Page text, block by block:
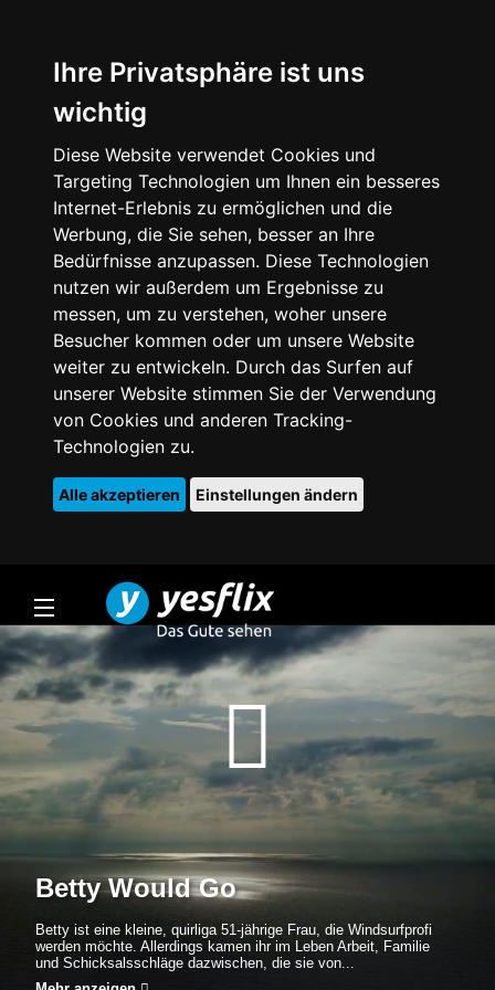
Ihre Privatsphäre ist uns
wichtig
Diese Website verwendet Cookies und
Targeting Technologien um Ihnen ein besseres
Internet-Erlebnis zu ermöglichen und die
Werbung, die Sie sehen, besser an Ihre
Bedürfnisse anzupassen. Diese Technologien
nutzen wir außerdem um Ergebnisse zu
messen, um zu verstehen, woher unsere
Besucher kommen oder um unsere Website
weiter zu entwickeln. Durch das Surfen auf
unserer Website stimmen Sie der Verwendung
von Cookies und anderen Tracking-
Technologien zu.
Alle akzeptieren Einstellungen ändern
Betty Would Go
Betty ist eine kleine, quirliga 51-jährige Frau, die Windsurfprofi
werden möchte. Allerdings kamen ihr im Leben Arbeit, Familie
und Schicksalsschläge dazwischen, die sie von...